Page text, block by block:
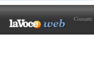
Contatti: